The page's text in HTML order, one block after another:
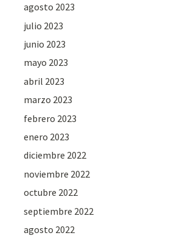
agosto 2023
julio 2023
junio 2023
mayo 2023
abril 2023
marzo 2023
febrero 2023
enero 2023
diciembre 2022
noviembre 2022
octubre 2022
septiembre 2022
agosto 2022